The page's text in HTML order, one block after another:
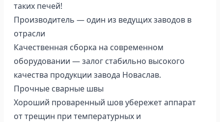
таких печей!
Производитель — один из ведущих заводов в
отрасли
Качественная сборка на современном
оборудовании — залог стабильно высокого
качества продукции завода Новаслав.
Прочные сварные швы
Хороший проваренный шов убережет аппарат
от трещин при температурных и